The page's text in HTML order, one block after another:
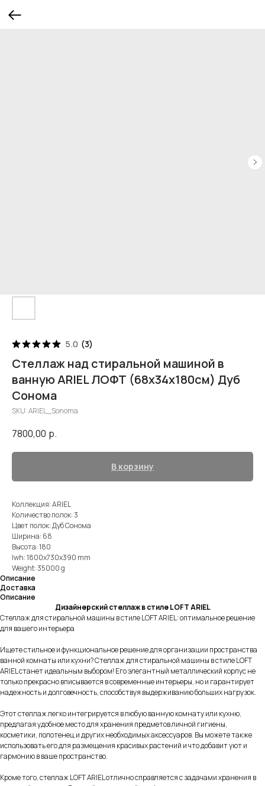
5.0 (3)
Cтеллаж над стиральной машиной в
ванную ARIEL ЛОФТ (68х34х180см) Дуб
Сонома
SKU:ARIEL_Sonoma
7800,00 р.
В корзину
Коллекция: ARIEL
Количество полок: 3
Цвет полок: Дуб Сонома
Ширина: 68
Высота: 180
lwh: 1800x730x390 mm
Weight: 35000 g
Описание
Доставка
Описание
Дизайнерский стеллаж в стиле LOFT ARIEL
Стеллаж для стиральной машины в стиле LOFT ARIEL: оптимальное решение
для вашего интерьера
Ищете стильное и функциональное решение для организации пространства
ванной комнаты или кухни? Стеллаж для стиральной машины в стиле LOFT
ARIEL станет идеальным выбором! Его элегантный металлический корпус не
только прекрасно вписывается в современные интерьеры, но и гарантирует
надежность и долговечность, способствуя выдерживанию больших нагрузок.
Этот стеллаж легко интегрируется в любую ванную комнату или кухню,
предлагая удобное место для хранения предметов личной гигиены,
косметики, полотенец и других необходимых аксессуаров. Вы можете также
использовать его для размещения красивых растений и что добавит уют и
гармонию в ваше пространство.
Кроме того, стеллаж LOFT ARIEL отлично справляется с задачами хранения в